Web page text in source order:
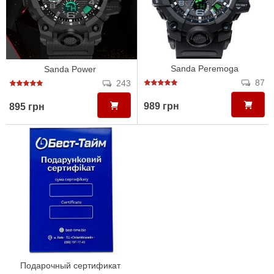
Sanda Power
243
895 грн
Sanda Peremoga
87
989 грн
Подарочный сертификат